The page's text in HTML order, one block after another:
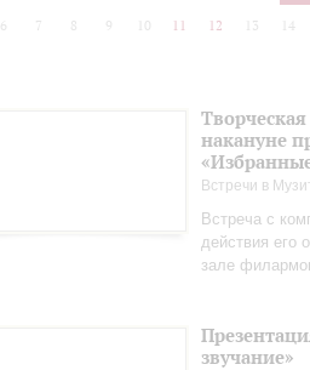
6 7 8 9 10 11 12 13 14
накануне
Встречи в
Встреча с
действия его
зале
звучание»